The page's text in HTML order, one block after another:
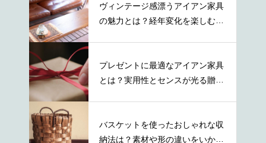
ヴィンテージ感漂うアイアン家具
の魅力とは？経年変化を楽しむ秘
プレゼントに最適なアイアン家具
とは？実用性とセンスが光る贈り
バスケットを使ったおしゃれな収
納法は？素材や形の違いをいかし